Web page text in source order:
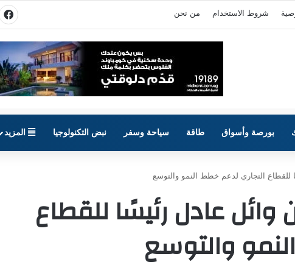
شروط الاستخدام من نحن
بورصة وأسواق طاقة سياحة وسفر نبض التكنولوجيا المزيد
للقطاع التجاري لدعم خطط النمو والتوسع
عادل رئيسًا للقطاع
والتوسع